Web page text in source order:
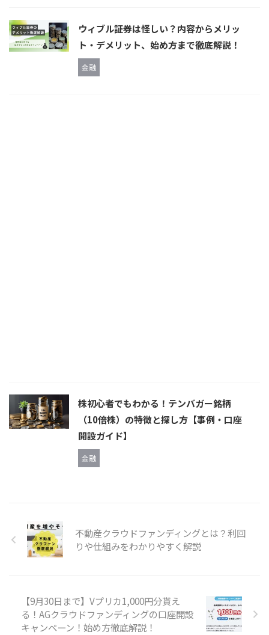
ウィブル証券は怪しい？内容からメリッ
ト・デメリット、始め方まで徹底解説！
金融
株初心者でもわかる！テンバガー銘柄
（10倍株）の特徴と探し方【事例・口座
開設ガイド】
金融
不動産クラウドファンディングとは？利回
りや仕組みをわかりやすく解説
【9月30日まで】Vプリカ1,000円分貰え
る！AGクラウドファンディングの口座開設
キャンペーン！始め方徹底解説！